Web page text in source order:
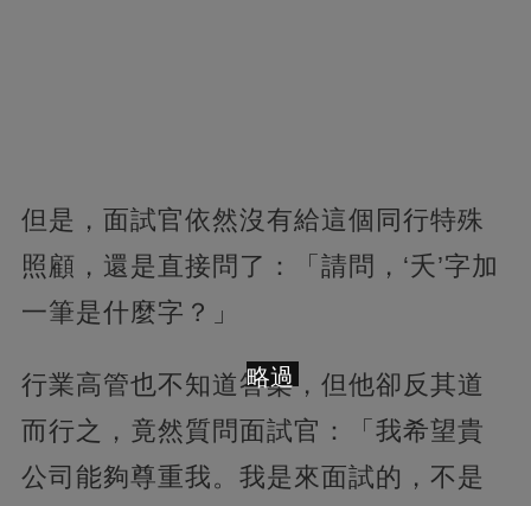
但是，面試官依然沒有給這個同行特殊
照顧，還是直接問了：「請問，‘夭’字加
一筆是什麼字？」
行業高管也不知道答案，但他卻反其道
而行之，竟然質問面試官：「我希望貴
公司能夠尊重我。我是來面試的，不是
略過